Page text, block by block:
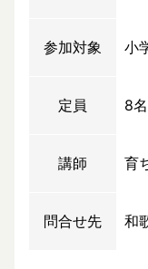
参加対象 小
定員 8
講師 育
問合せ先 和